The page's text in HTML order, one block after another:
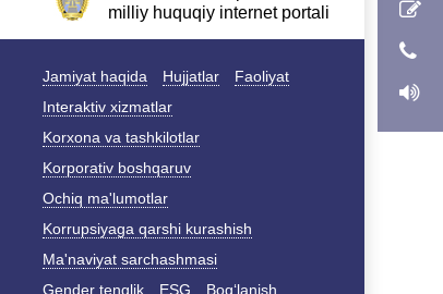
milliy huquqiy internet portali
Jamiyat haqida Hujjatlar
Faoliyat
Interaktiv xizmatlar
Korxona va tashkilotlar
Korporativ boshqaruv
Ochiq ma'lumotlar
Korrupsiyaga qarshi kurashish
Ma'naviyat sarchashmasi
Gender tenglik
ESG Bog‘lanish